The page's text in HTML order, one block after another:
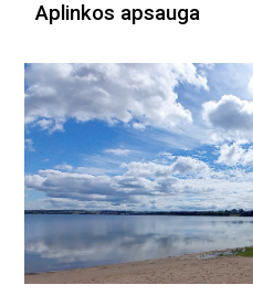
Aplinkos apsauga